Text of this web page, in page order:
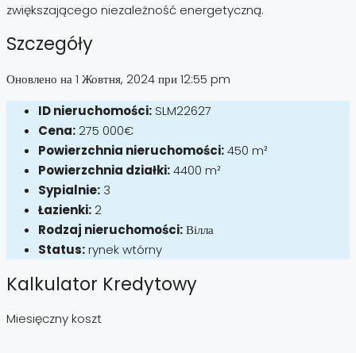
zwiększającego niezależność energetyczną.
Szczegóły
Оновлено на 1 Жовтня, 2024 при 12:55 pm
ID nieruchomości: SLM22627
Cena: 275 000€
Powierzchnia nieruchomości:450 m²
Powierzchnia działki:4400 m²
Sypialnie: 3
Łazienki: 2
Rodzaj nieruchomości:Вілла
Status:rynek wtórny
Kalkulator Kredytowy
Miesięczny koszt